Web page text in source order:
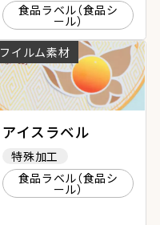
食品ラベル（食品シ
ール）
フイルム素材
アイスラベル
特殊加工
食品ラベル（食品シ
ール）